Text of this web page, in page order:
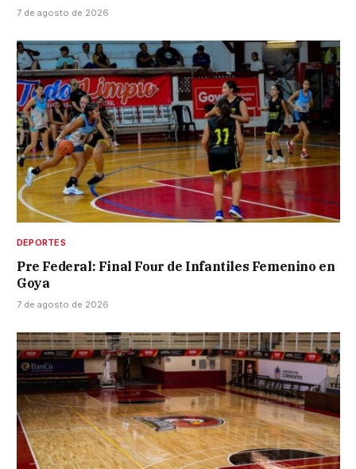
7 de agosto de 2026
DEPORTES
Pre Federal: Final Four de Infantiles Femenino en
Goya
7 de agosto de 2026